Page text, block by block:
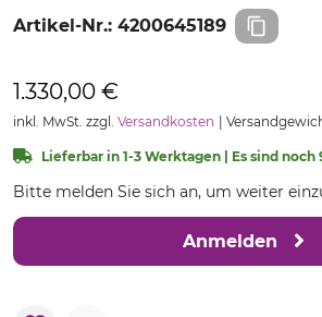
Artikel-Nr.: 4200645189
1.330,00 €
inkl. MwSt. zzgl. Versandkosten
Lieferbar in 1-3 Werktagen | Es sind
Bitte melden Sie sich an, um weiter
Anmelden